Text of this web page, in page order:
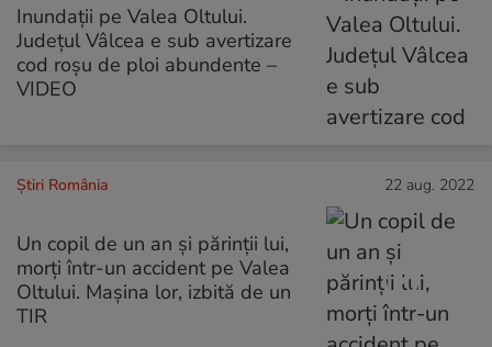
Inundații pe Valea Oltului.
Județul Vâlcea e sub avertizare
cod roșu de ploi abundente –
VIDEO
Știri România 22 aug. 2022
Un copil de un an și părinții lui,
morți într-un accident pe Valea
Oltului. Mașina lor, izbită de un
TIR